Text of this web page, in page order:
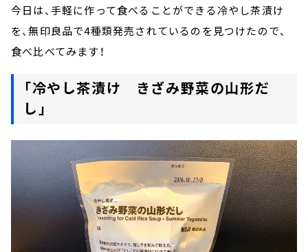
今日は、手軽に作って食べることができる冷やし茶漬け
を、無印良品で4種類発売されているのを見つけたので、
食べ比べてみます！
「冷やし茶漬け きざみ野菜の山形だ
し」